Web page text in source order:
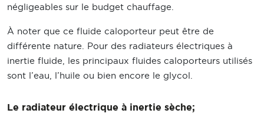
négligeables sur le budget chauffage.
À noter que ce fluide caloporteur peut être de
différente nature. Pour des radiateurs électriques à
inertie fluide, les principaux fluides caloporteurs utilisés
sont l’eau, l’huile ou bien encore le glycol.
Le radiateur électrique à inertie sèche;